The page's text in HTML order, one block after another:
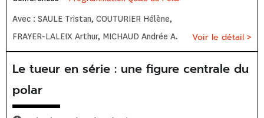
Avec : SAULE Tristan, COUTURIER Hélène,
FRAYER-LALEIX Arthur, MICHAUD Andrée A.
Voir le détail >
Le tueur en série : une figure centrale du
polar